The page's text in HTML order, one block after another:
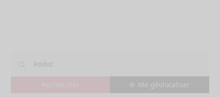
Me géolocaliser